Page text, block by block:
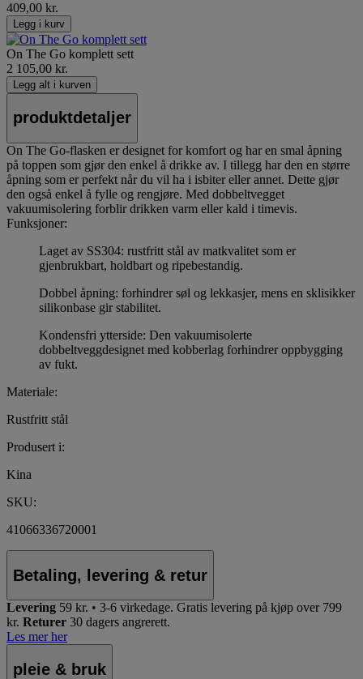
409,00 kr.
Legg i kurv
On The Go komplett sett
2 105,00 kr.
Legg alt i kurven
produktdetaljer
On The Go-flasken er designet for komfort og har en smal åpning
på toppen som gjør den enkel å drikke av. I tillegg har den en større
åpning som er perfekt når du vil ha i isbiter eller annet. Dette gjør
den også enkel å fylle og rengjøre. Med dobbeltvegget
vakuumisolering forblir drikken varm eller kald i timevis.
Funksjoner:
Laget av SS304: rustfritt stål av matkvalitet som er
gjenbrukbart, holdbart og ripebestandig.
Dobbel åpning: forhindrer søl og lekkasjer, mens en sklisikker
silikonbase gir stabilitet.
Kondensfri ytterside: Den vakuumisolerte
dobbeltveggdesignet med kobberlag forhindrer oppbygging
av fukt.
Materiale:
Rustfritt stål
Produsert i:
Kina
SKU:
41066336720001
Betaling, levering & retur
Levering 59 kr. • 3-6 virkedage. Gratis levering på kjøp over 799
kr. Returer 30 dagers angrerett.
Les mer her
pleie & bruk